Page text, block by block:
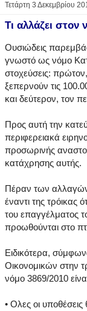
Τετάρτη 3 Δεκεμβρίου
Τι αλλάζει
Ουσιώδεις
γνωστό ως νόμο
στοχεύσεις:
ξεπερνούν τις
και δεύτερον, τον
Προς αυτή την
περιφερειακά
προσωρινής
κατάχρησης αυτής.
Πέραν των αλλαγών
έναντι της τρόικας
του επαγγέλματος
προωθούνται στο
Ειδικότερα,
Οικονομικών στην
νόμο 3869/2010
• Ολες οι